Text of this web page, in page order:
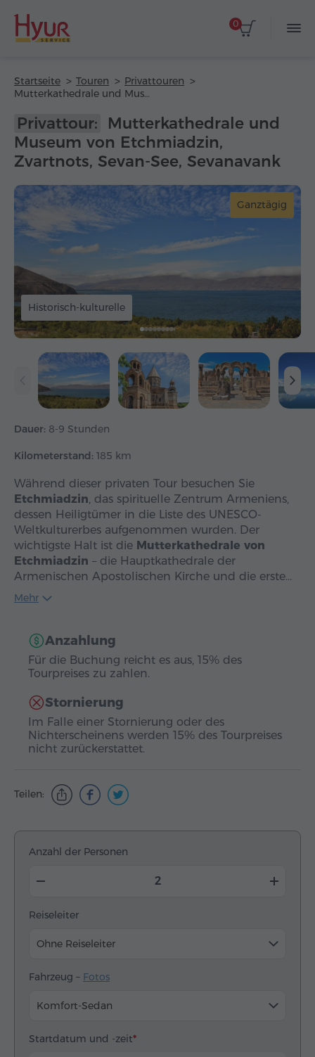
0
Startseite Touren
Privattouren
Mutterkathedrale und Museum von Etchmiadzin, Zvartnots, Sevan-See, Sevanavank
Privattour:
Mutterkathedrale und
Museum von Etchmiadzin,
Zvartnots, Sevan-See, Sevanavank
Ganztägig
Historisch-kulturelle
Dauer: 8-9 Stunden
Kilometerstand: 185 km
Während dieser privaten Tour besuchen Sie
Etchmiadzin, das spirituelle Zentrum Armeniens,
dessen Heiligtümer in die Liste des UNESCO-
Weltkulturerbes aufgenommen wurden. Der
wichtigste Halt ist die Mutterkathedrale von
Etchmiadzin – die Hauptkathedrale der
Armenischen Apostolischen Kirche und die erste…
Mehr
Anzahlung
Für die Buchung reicht es aus, 15% des
Tourpreises zu zahlen.
Stornierung
Im Falle einer Stornierung oder des
Nichterscheinens werden 15% des Tourpreises
nicht zurückerstattet.
Teilen:
Anzahl der Personen
Reiseleiter
Ohne Reiseleiter
Fahrzeug – Fotos
Komfort-Sedan
Startdatum und -zeit